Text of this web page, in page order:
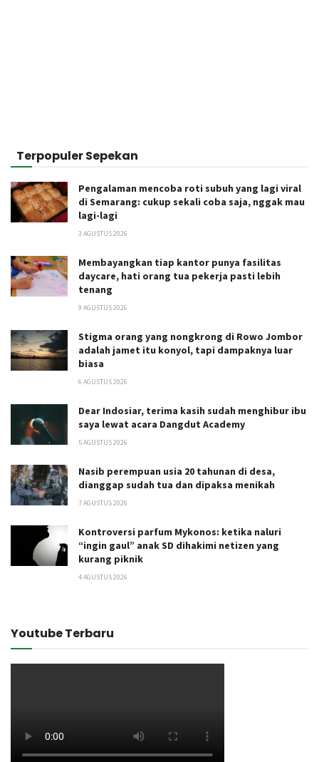
Terpopuler Sepekan
Pengalaman mencoba roti subuh yang lagi viral
di Semarang: cukup sekali coba saja, nggak mau
lagi-lagi
3 AGUSTUS 2026
Membayangkan tiap kantor punya fasilitas
daycare, hati orang tua pekerja pasti lebih
tenang
9 AGUSTUS 2026
Stigma orang yang nongkrong di Rowo Jombor
adalah jamet itu konyol, tapi dampaknya luar
biasa
6 AGUSTUS 2026
Dear Indosiar, terima kasih sudah menghibur ibu
saya lewat acara Dangdut Academy
5 AGUSTUS 2026
Nasib perempuan usia 20 tahunan di desa,
dianggap sudah tua dan dipaksa menikah
7 AGUSTUS 2026
Kontroversi parfum Mykonos: ketika naluri
“ingin gaul” anak SD dihakimi netizen yang
kurang piknik
4 AGUSTUS 2026
Youtube Terbaru